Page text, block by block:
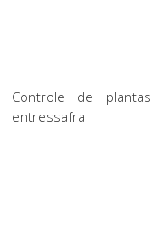
Controle de
entressafra